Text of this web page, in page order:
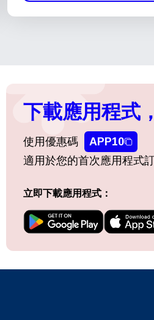
device supports eSIM
activation details that you can
下載應用程式
使用優惠碼
APP10
適用於您的首次應用程式訂
立即下載應用程式：
註冊